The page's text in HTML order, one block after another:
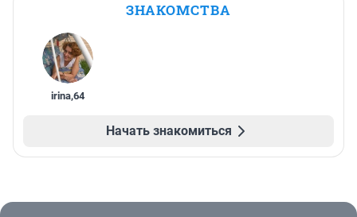
ЗНАКОМСТВА
irina,64
Начать знакомиться